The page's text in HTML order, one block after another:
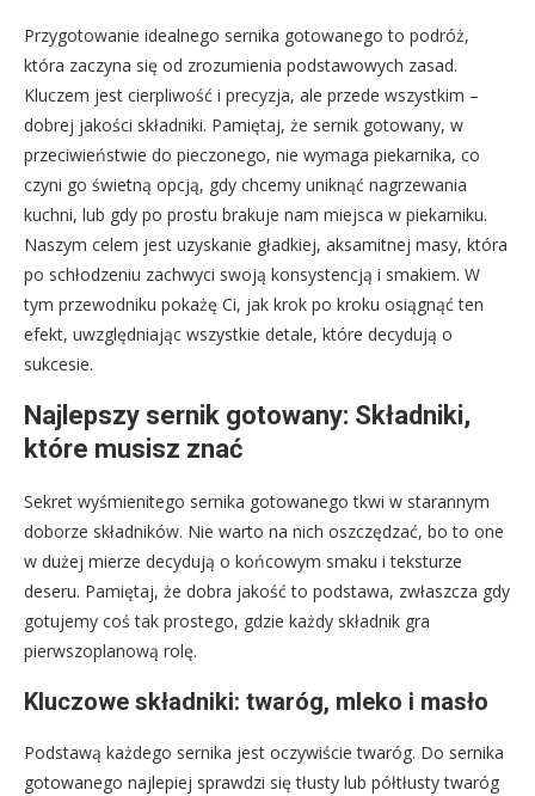
Przygotowanie idealnego sernika gotowanego to podróż,
która zaczyna się od zrozumienia podstawowych zasad.
Kluczem jest cierpliwość i precyzja, ale przede wszystkim –
dobrej jakości składniki. Pamiętaj, że sernik gotowany, w
przeciwieństwie do pieczonego, nie wymaga piekarnika, co
czyni go świetną opcją, gdy chcemy uniknąć nagrzewania
kuchni, lub gdy po prostu brakuje nam miejsca w piekarniku.
Naszym celem jest uzyskanie gładkiej, aksamitnej masy, która
po schłodzeniu zachwyci swoją konsystencją i smakiem. W
tym przewodniku pokażę Ci, jak krok po kroku osiągnąć ten
efekt, uwzględniając wszystkie detale, które decydują o
sukcesie.
Najlepszy sernik gotowany: Składniki,
które musisz znać
Sekret wyśmienitego sernika gotowanego tkwi w starannym
doborze składników. Nie warto na nich oszczędzać, bo to one
w dużej mierze decydują o końcowym smaku i teksturze
deseru. Pamiętaj, że dobra jakość to podstawa, zwłaszcza gdy
gotujemy coś tak prostego, gdzie każdy składnik gra
pierwszoplanową rolę.
Kluczowe składniki: twaróg, mleko i masło
Podstawą każdego sernika jest oczywiście twaróg. Do sernika
gotowanego najlepiej sprawdzi się tłusty lub półtłusty twaróg